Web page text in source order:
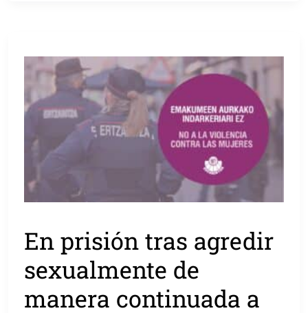
En prisión tras agredir
sexualmente de
manera continuada a